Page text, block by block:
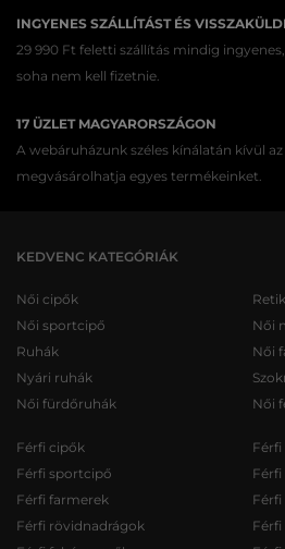
INGYENES SZÁLLÍTÁST ÉS
29 990 Ft feletti szállítás mindig
soha nem kell fizetnie.
17 ÜZLET MAGYARORSZÁGON
A webáruházunk széles kínálatán kívül
megvásárolhatja egyes termékeinket.
KEDVENC KATEGÓRIÁK
Női cipők
Női sportcipő
Ruhák
Nyári ruhák
Női fürdőruhák
Női
Női
Női
Férfi cipők
Férfi sportcipő
Férfi farmerek
Férfi rövidnadrágok
Férfi